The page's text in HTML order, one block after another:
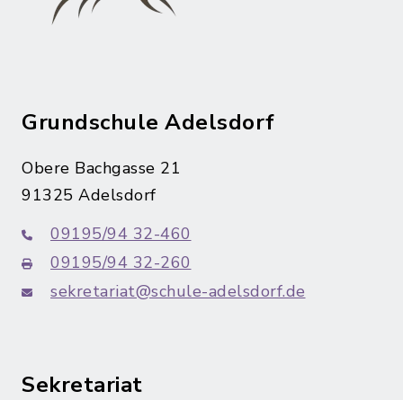
Grundschule Adelsdorf
Obere Bachgasse 21
91325 Adelsdorf
09195/94 32-460
09195/94 32-260
sekretariat@schule-adelsdorf.de
Sekretariat